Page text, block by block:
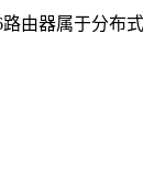
由器属于分布